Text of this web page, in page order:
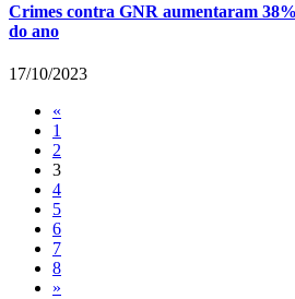
Crimes contra GNR aumentaram
do ano
17/10/2023
«
1
2
3
4
5
6
7
8
»